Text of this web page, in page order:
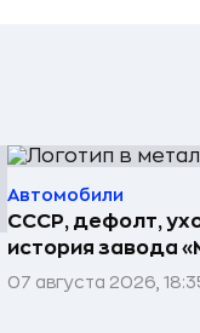
Автомобили
СССР, дефолт,
история завода
07 августа 2026,